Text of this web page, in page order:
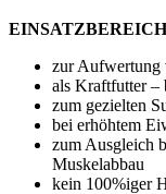
zur Aufwertung
als Kraftfutter –
zum gezielten
bei erhöhtem
zum Ausgleich
Muskelabbau
kein 100%iger